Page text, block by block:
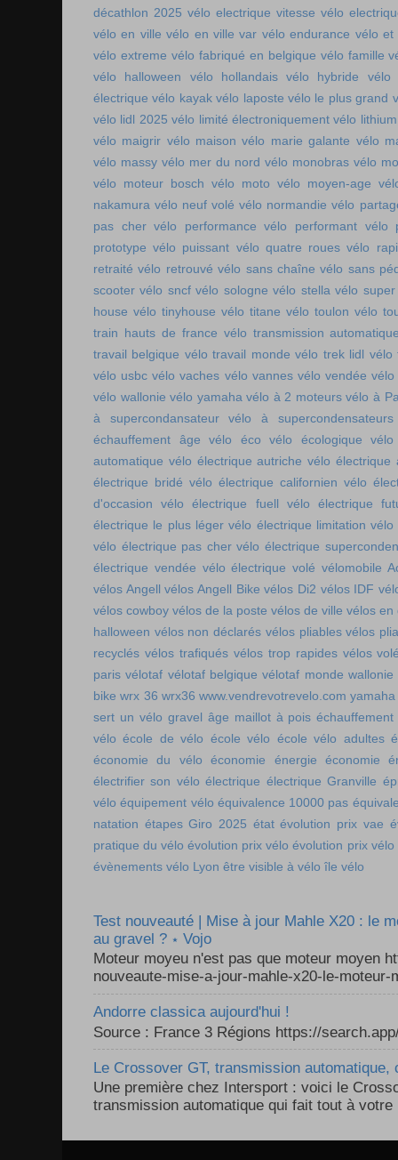
décathlon 2025 vélo electrique vitesse vélo
vélo en ville vélo en ville var vélo endurance vélo et
vélo extreme vélo fabriqué en belgique vélo famille
vélo halloween
vélo hollandais vélo hybride
vélo
électrique vélo kayak vélo laposte vélo le plus grand
vélo lidl 2025 vélo limité électroniquement vélo lithium
vélo maigrir vélo maison vélo marie galante vélo
vélo massy vélo mer du nord vélo monobras vélo
vélo moteur bosch vélo moto vélo moyen-age
nakamura vélo neuf volé vélo normandie vélo
pas cher vélo performance vélo performant vélo
prototype vélo puissant vélo quatre roues vélo
retraité vélo retrouvé vélo sans chaîne vélo sans
scooter vélo sncf vélo sologne vélo stella vélo
house vélo tinyhouse vélo titane vélo toulon vélo
train hauts de france vélo transmission
travail belgique vélo travail monde vélo trek lidl vélo
vélo usbc vélo vaches vélo vannes vélo vendée vélo
vélo wallonie vélo yamaha vélo à 2 moteurs vélo à
à supercondansateur
vélo à supercondensateurs
échauffement âge
vélo éco vélo écologique
automatique vélo électrique autriche vélo électrique
électrique bridé vélo électrique californien vélo
d'occasion
vélo électrique fuell
vélo électrique
électrique le plus léger vélo électrique limitation vélo
vélo électrique pas cher vélo électrique
électrique vendée vélo électrique volé vélomobile
vélos Angell vélos Angell Bike vélos Di2 vélos IDF
vélos cowboy vélos de la poste vélos de ville vélos en
halloween vélos non déclarés vélos pliables vélos
recyclés vélos trafiqués vélos trop rapides vélos
paris vélotaf vélotaf belgique vélotaf monde wallonie
bike wrx 36 wrx36 www.vendrevotrevelo.com
sert un vélo gravel âge maillot à pois
vélo école de vélo école vélo école vélo adultes
économie du vélo
économie énergie
économie
électrifier son vélo électrique électrique Granville
vélo équipement vélo équivalence 10000 pas
natation étapes Giro 2025 état évolution prix vae
pratique du vélo évolution prix vélo évolution prix
évènements vélo Lyon être visible à vélo île vélo
Test nouveauté | Mise à jour Mahle X20 : le
au gravel ? ⋆ Vojo
Moteur moyeu n'est pas que moteur moyen
nouveaute-mise-a-jour-mahle-x20-le-
Andorre classica aujourd'hui !
Source : France 3 Régions https://
Le Crossover GT, transmission automatique,
Une première chez Intersport : voici le
transmission automatique qui fait tout à